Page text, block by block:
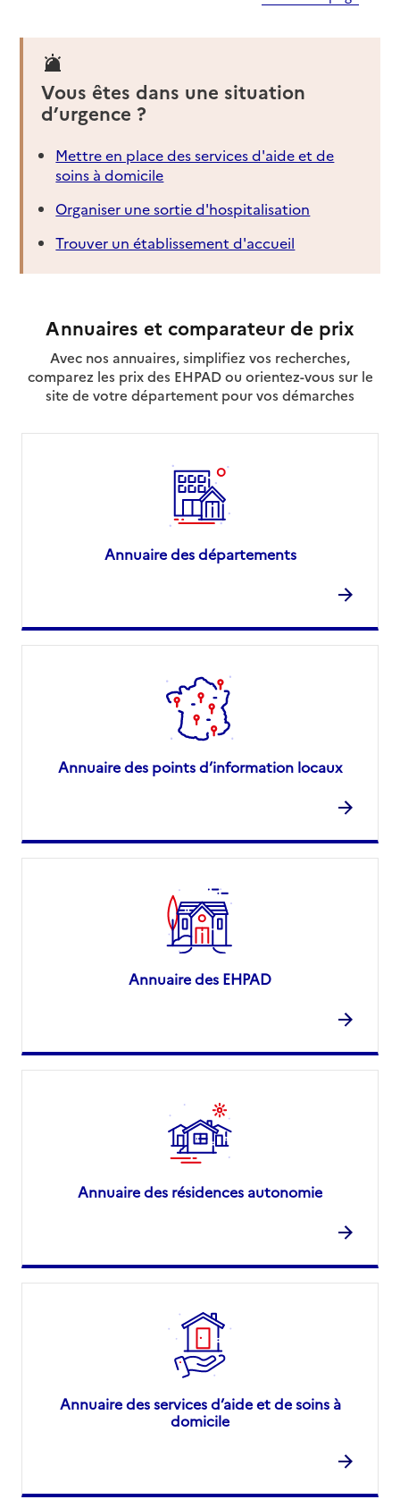
Vous êtes dans une situation
d’urgence ?
Mettre en place des services d'aide et de
soins à domicile
Organiser une sortie d'hospitalisation
Trouver un établissement d'accueil
Annuaires et comparateur de prix
Avec nos annuaires, simplifiez vos recherches,
comparez les prix des EHPAD ou orientez-vous sur le
site de votre département pour vos démarches
Annuaire des départements
Annuaire des points d’information locaux
Annuaire des EHPAD
Annuaire des résidences autonomie
Annuaire des services d’aide et de soins à
domicile